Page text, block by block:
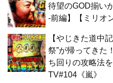
待望のGOD揃い
-前編】【ミリオ
【やじきた道中
祭”が帰ってきた
ち回りの攻略法
TV#104《嵐》